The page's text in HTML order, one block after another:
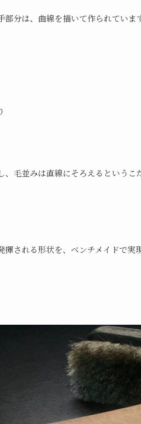
分は、曲線を描いて作られています
毛並みは直線にそろえるという
される形状を、ベンチメイドで実